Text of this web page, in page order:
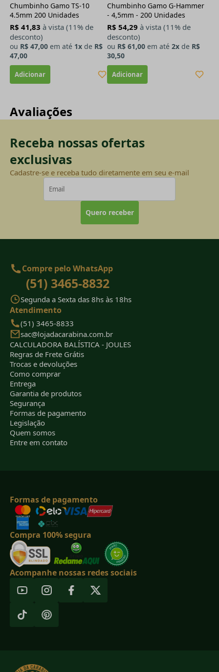
Chumbinho Gamo TS-10
4.5mm 200 Unidades
R$ 41,83 à vista (11% de
desconto)
ou R$ 47,00 em até 1x de R$
47,00
Chumbinho Gamo G-Hammer
- 4,5mm - 200 Unidades
R$ 54,29 à vista (11% de
desconto)
ou R$ 61,00 em até 2x de R$
30,50
Avaliações
Receba nossas ofertas
exclusivas
Cadastre-se e receba tudo diretamente em seu e-mail
Quero receber
Compre pelo WhatsApp
(51) 3465-8832
Segunda a Sexta das 8hs às 18hs
Atendimento
(51) 3465-8833
sac@lojadacarabina.com.br
CALCULADORA BALÍSTICA - JOULES
Regras de Frete Grátis
Trocas e devoluções
Como comprar
Entrega
Garantia de produtos
Segurança
Formas de pagamento
Legislação
Quem somos
Entre em contato
Formas de pagamento
Compra 100% segura
Acompanhe nossas redes sociais